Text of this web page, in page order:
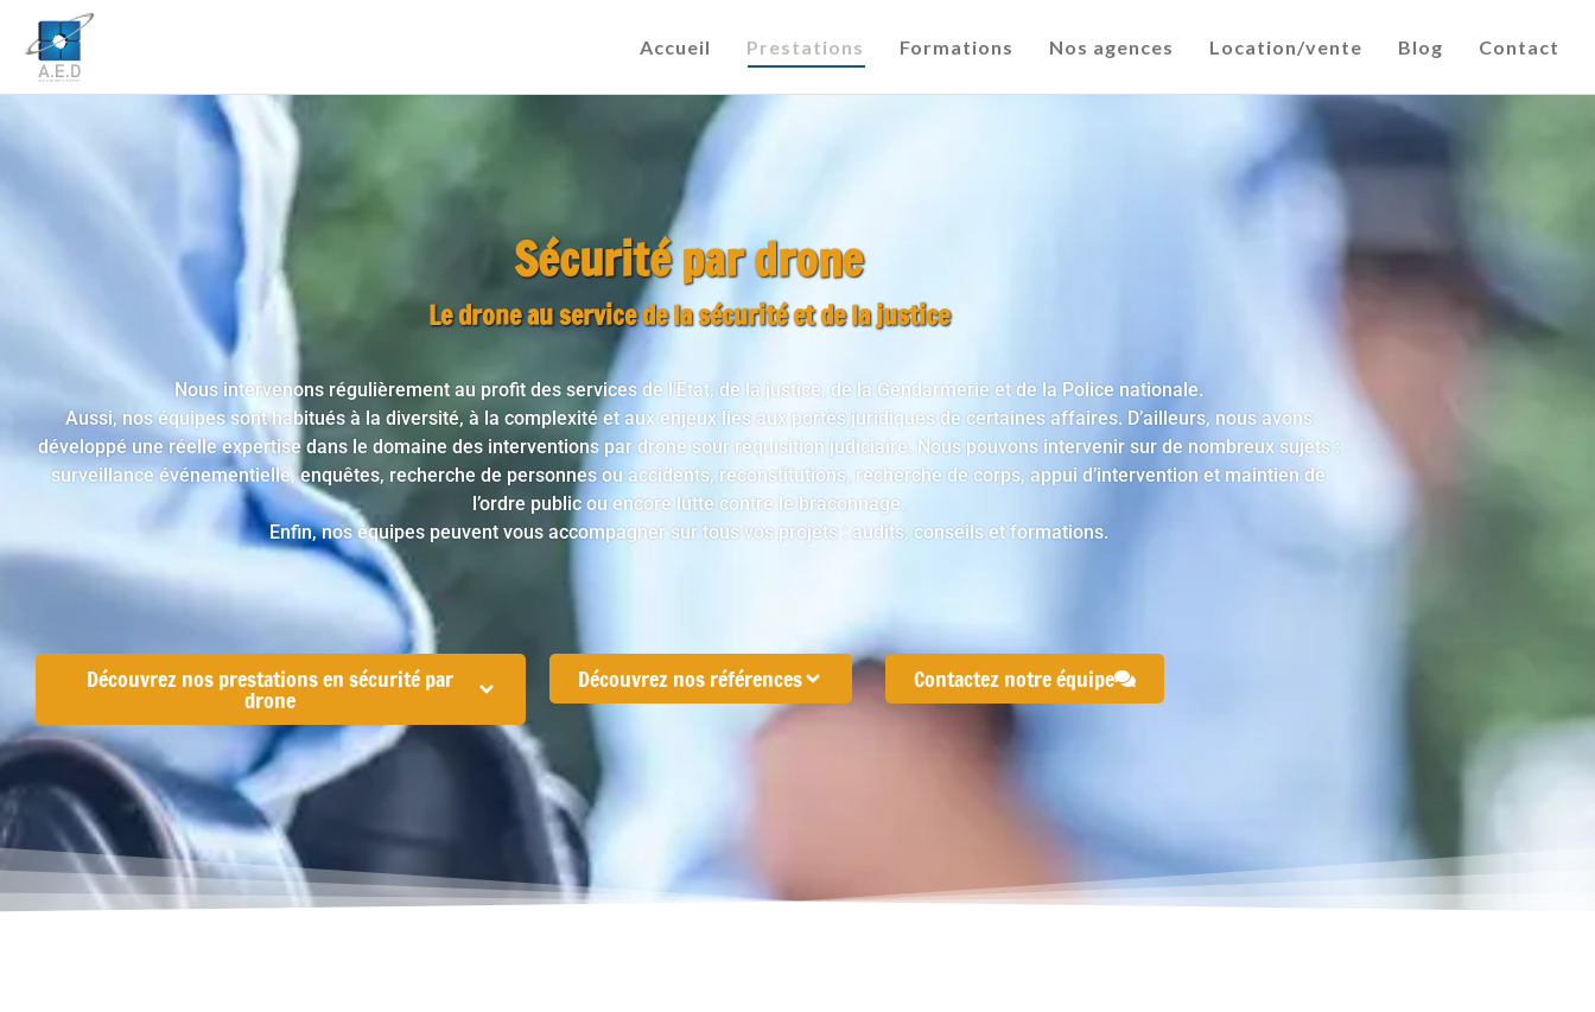
Accueil Prestations Formations Nos agences Location/vente Blog Contact
Sécurité par drone
Le drone au service de la sécurité et de la justice
Nous intervenons régulièrement au profit des services de l’Etat, de la justice, de la Gendarmerie et de la Police nationale.
Aussi, nos équipes sont habitués à la diversité, à la complexité et aux enjeux liés aux portés juridiques de certaines affaires. D’ailleurs, nous avons
développé une réelle expertise dans le domaine des interventions par drone sour réquisition judiciaire. Nous pouvons intervenir sur de nombreux sujets :
surveillance événementielle, enquêtes, recherche de personnes ou accidents, reconstitutions, recherche de corps, appui d’intervention et maintien de
l’ordre public ou encore lutte contre le braconnage.
Enfin, nos équipes peuvent vous accompagner sur tous vos projets : audits, conseils et formations.
Découvrez nos prestations en sécurité par
drone
Découvrez nos références Contactez notre équipe